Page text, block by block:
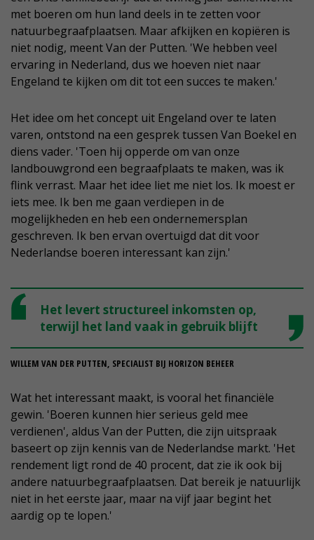
met boeren om hun land deels in te zetten voor
natuurbegraafplaatsen. Maar afkijken en kopiëren is
niet nodig, meent Van der Putten. 'We hebben veel
ervaring in Nederland, dus we hoeven niet naar
Engeland te kijken om dit tot een succes te maken.'
Het idee om het concept uit Engeland over te laten
varen, ontstond na een gesprek tussen Van Boekel en
diens vader. 'Toen hij opperde om van onze
landbouwgrond een begraafplaats te maken, was ik
flink verrast. Maar het idee liet me niet los. Ik moest er
iets mee. Ik ben me gaan verdiepen in de
mogelijkheden en heb een ondernemersplan
geschreven. Ik ben ervan overtuigd dat dit voor
Nederlandse boeren interessant kan zijn.'
Het levert structureel inkomsten op,
terwijl het land vaak in gebruik blijft
WILLEM VAN DER PUTTEN, SPECIALIST BIJ HORIZON BEHEER
Wat het interessant maakt, is vooral het financiële
gewin. 'Boeren kunnen hier serieus geld mee
verdienen', aldus Van der Putten, die zijn uitspraak
baseert op zijn kennis van de Nederlandse markt. 'Het
rendement ligt rond de 40 procent, dat zie ik ook bij
andere natuurbegraafplaatsen. Dat bereik je natuurlijk
niet in het eerste jaar, maar na vijf jaar begint het
aardig op te lopen.'